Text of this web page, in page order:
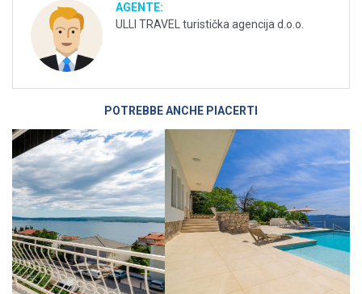
AGENTE:
ULLI TRAVEL turistička agencija d.o.o.
POTREBBE ANCHE PIACERTI